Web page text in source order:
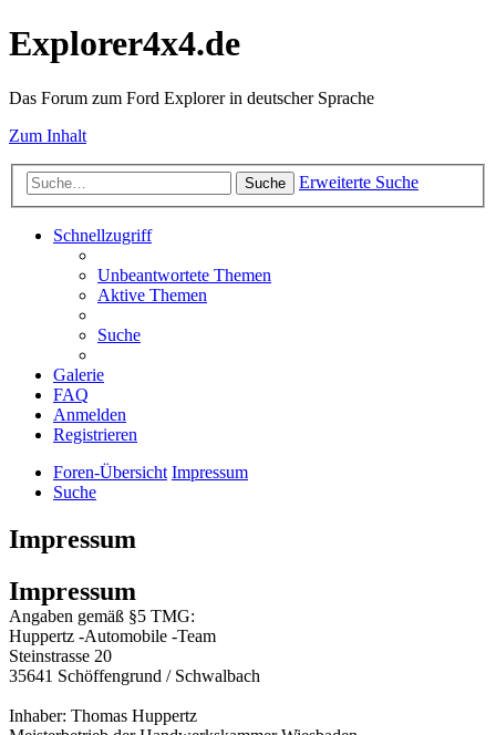
Explorer4x4.de
Das Forum zum Ford Explorer in deutscher Sprache
Zum Inhalt
Suche Erweiterte Suche
Schnellzugriff
Unbeantwortete Themen
Aktive Themen
Suche
Galerie
FAQ
Anmelden
Registrieren
Foren-Übersicht Impressum
Suche
Impressum
Impressum
Angaben gemäß §5 TMG:
Huppertz -Automobile -Team
Steinstrasse 20
35641 Schöffengrund / Schwalbach
Inhaber: Thomas Huppertz